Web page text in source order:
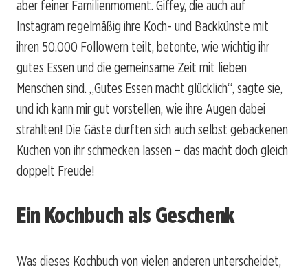
aber feiner Familienmoment. Giffey, die auch auf
Instagram regelmäßig ihre Koch- und Backkünste mit
ihren 50.000 Followern teilt, betonte, wie wichtig ihr
gutes Essen und die gemeinsame Zeit mit lieben
Menschen sind. „Gutes Essen macht glücklich“, sagte sie,
und ich kann mir gut vorstellen, wie ihre Augen dabei
strahlten! Die Gäste durften sich auch selbst gebackenen
Kuchen von ihr schmecken lassen – das macht doch gleich
doppelt Freude!
Ein Kochbuch als Geschenk
Was dieses Kochbuch von vielen anderen unterscheidet,